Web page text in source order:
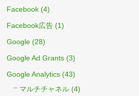
Facebook (4)
Facebook広告 (1)
Google (28)
Google Ad Grants (3)
Google Analytics (43)
マルチチャネル (4)